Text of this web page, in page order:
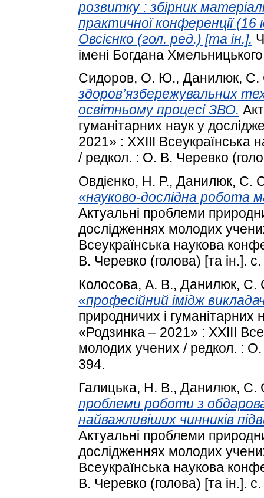
розвитку : збірник
практичної конференції
Овсієнко (гол. ред.) [та ін.].
імені Богдана
Сидоров, О. Ю., Данилюк, С.
здоров’язбережувальних
освітньому процесі ЗВО.
гуманітарних наук у
2021» : XXІIІ
/ редкол. : О. В. Черевко
Овдієнко, Н. Р., Данилюк, С.
«науково-дослідна робота
Актуальні проблеми
дослідженнях молодих
Всеукраїнська наукова
В. Черевко (голова) [та ін.].
Колосова, А. В., Данилюк, С.
«професійний імідж
природничих і
«Родзинка – 2021» : XXІIІ
молодих учених / редкол. :
394.
Галицька, Н. В., Данилюк, С.
проблеми роботи з
найважливіших чинників
Актуальні проблеми
дослідженнях молодих
Всеукраїнська наукова
В. Черевко (голова) [та ін.].